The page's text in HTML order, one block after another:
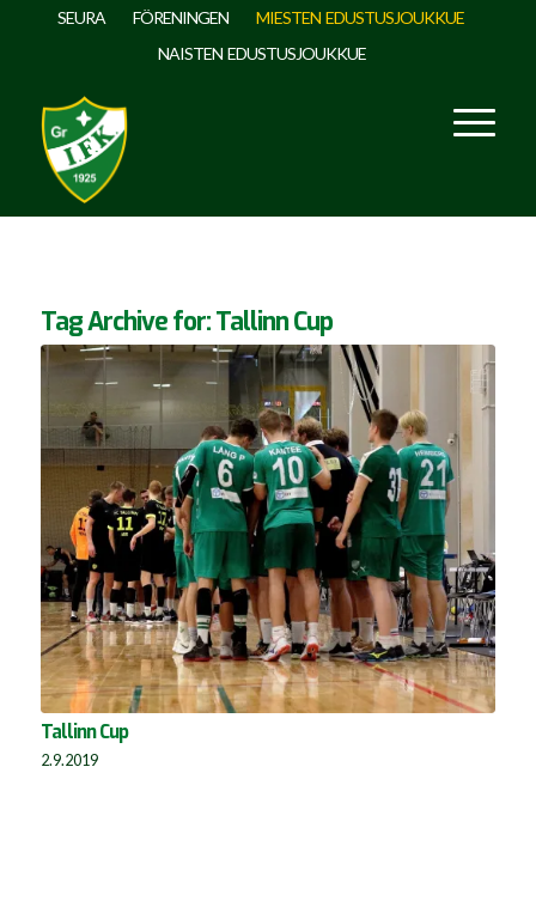
SEURA FÖRENINGEN
MIESTEN EDUSTUSJOUKKUE
NAISTEN EDUSTUSJOUKKUE
Tag Archive for:Tallinn Cup
Tallinn Cup
2.9.2019